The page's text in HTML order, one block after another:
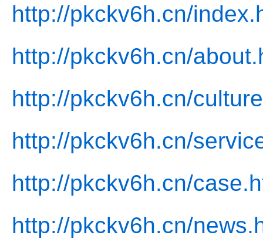
http://pkckv6h.cn/
http://pkckv6h.cn/
http://pkckv6h.cn/
http://pkckv6h.cn/
http://pkckv6h.cn/
http://pkckv6h.cn/